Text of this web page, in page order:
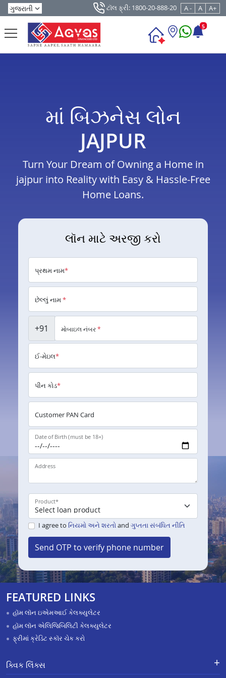
ટૉલ ફ્રી: 1800-20-888-20 A - A A+
5
માં બિઝનેસ લોન
JAJPUR
Turn Your Dream of Owning a Home in
jajpur into Reality with Easy & Hassle-Free
Home Loans.
લૉન માટે અરજી કરો
પ્રથમ નામ*
છેલ્લું નામ*
+91 મોબાઇલ નંબર*
ઈ-મેઇલ*
પીન કોડ*
Customer PAN Card
Date of Birth (must be 18+)
Address
Product*
I agree to નિયમો અને શરતોand ગુપ્તતા સંબંધિત નીતિ
Send OTP to verify phone number
FEATURED LINKS
હૉમ લૉન ઇએમઆઈ કેલક્યુલેટર
હૉમ લૉન એલિજિબિલિટી કેલક્યુલેટર
ફ્રીમાં ક્રેડિટ સ્કૉર ચેક કરો
ક્વિક લિંક્સ